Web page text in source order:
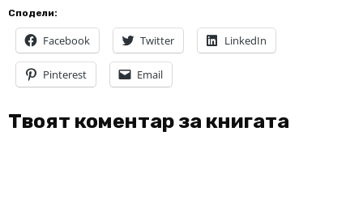
Сподели:
Facebook Twitter LinkedIn
Pinterest Email
Твоят коментар за книгата